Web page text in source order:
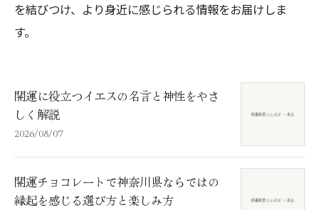
を結びつけ、より身近に感じられる情報をお届けしま
す。
開運に役立つイエスの名言と神性をやさ
しく解説
2026/08/07
開運チョコレートで神奈川県ならではの
縁起を感じる選び方と楽しみ方